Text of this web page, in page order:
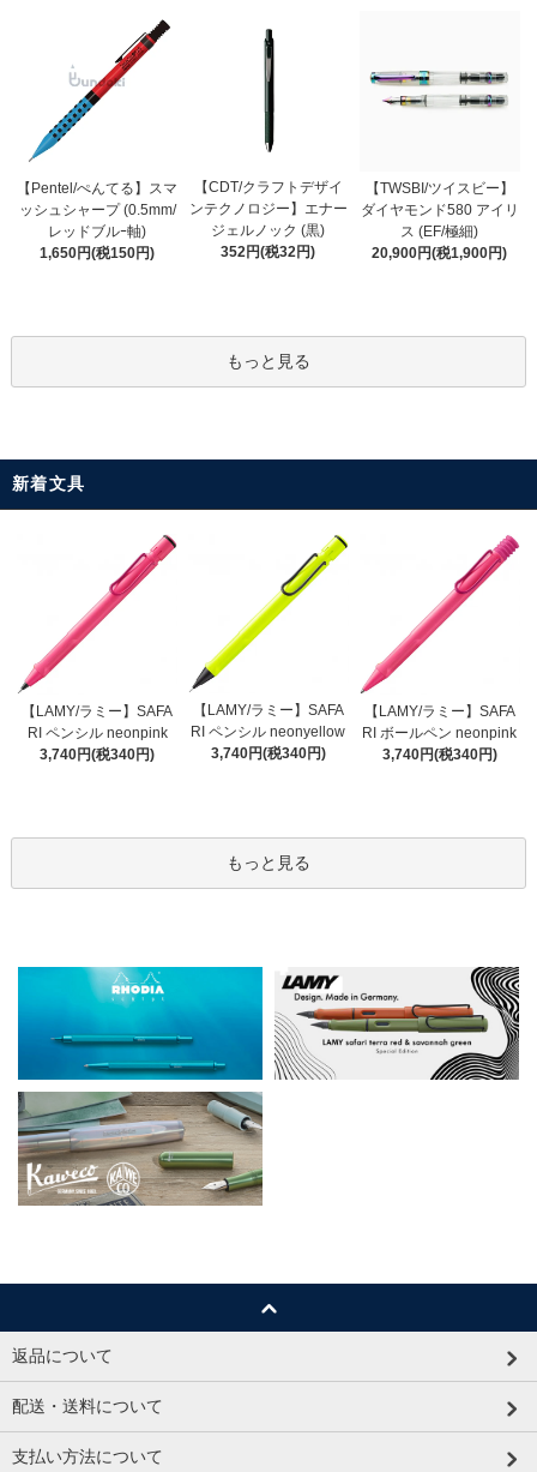
【Pentel/ぺんてる】スマ
ッシュシャープ (0.5mm/
レッドブルｰ軸)
1,650円(税150円)
【CDT/クラフトデザイ
ンテクノロジー】エナー
ジェルノック (黒)
352円(税32円)
【TWSBI/ツイスビー】
ダイヤモンド580 アイリ
ス (EF/極細)
20,900円(税1,900円)
もっと見る
新着文具
【LAMY/ラミー】SAFA
RI ペンシル neonpink
3,740円(税340円)
【LAMY/ラミー】SAFA
RI ペンシル neonyellow
3,740円(税340円)
【LAMY/ラミー】SAFA
RI ボールペン neonpink
3,740円(税340円)
もっと見る
返品について
配送・送料について
支払い方法について